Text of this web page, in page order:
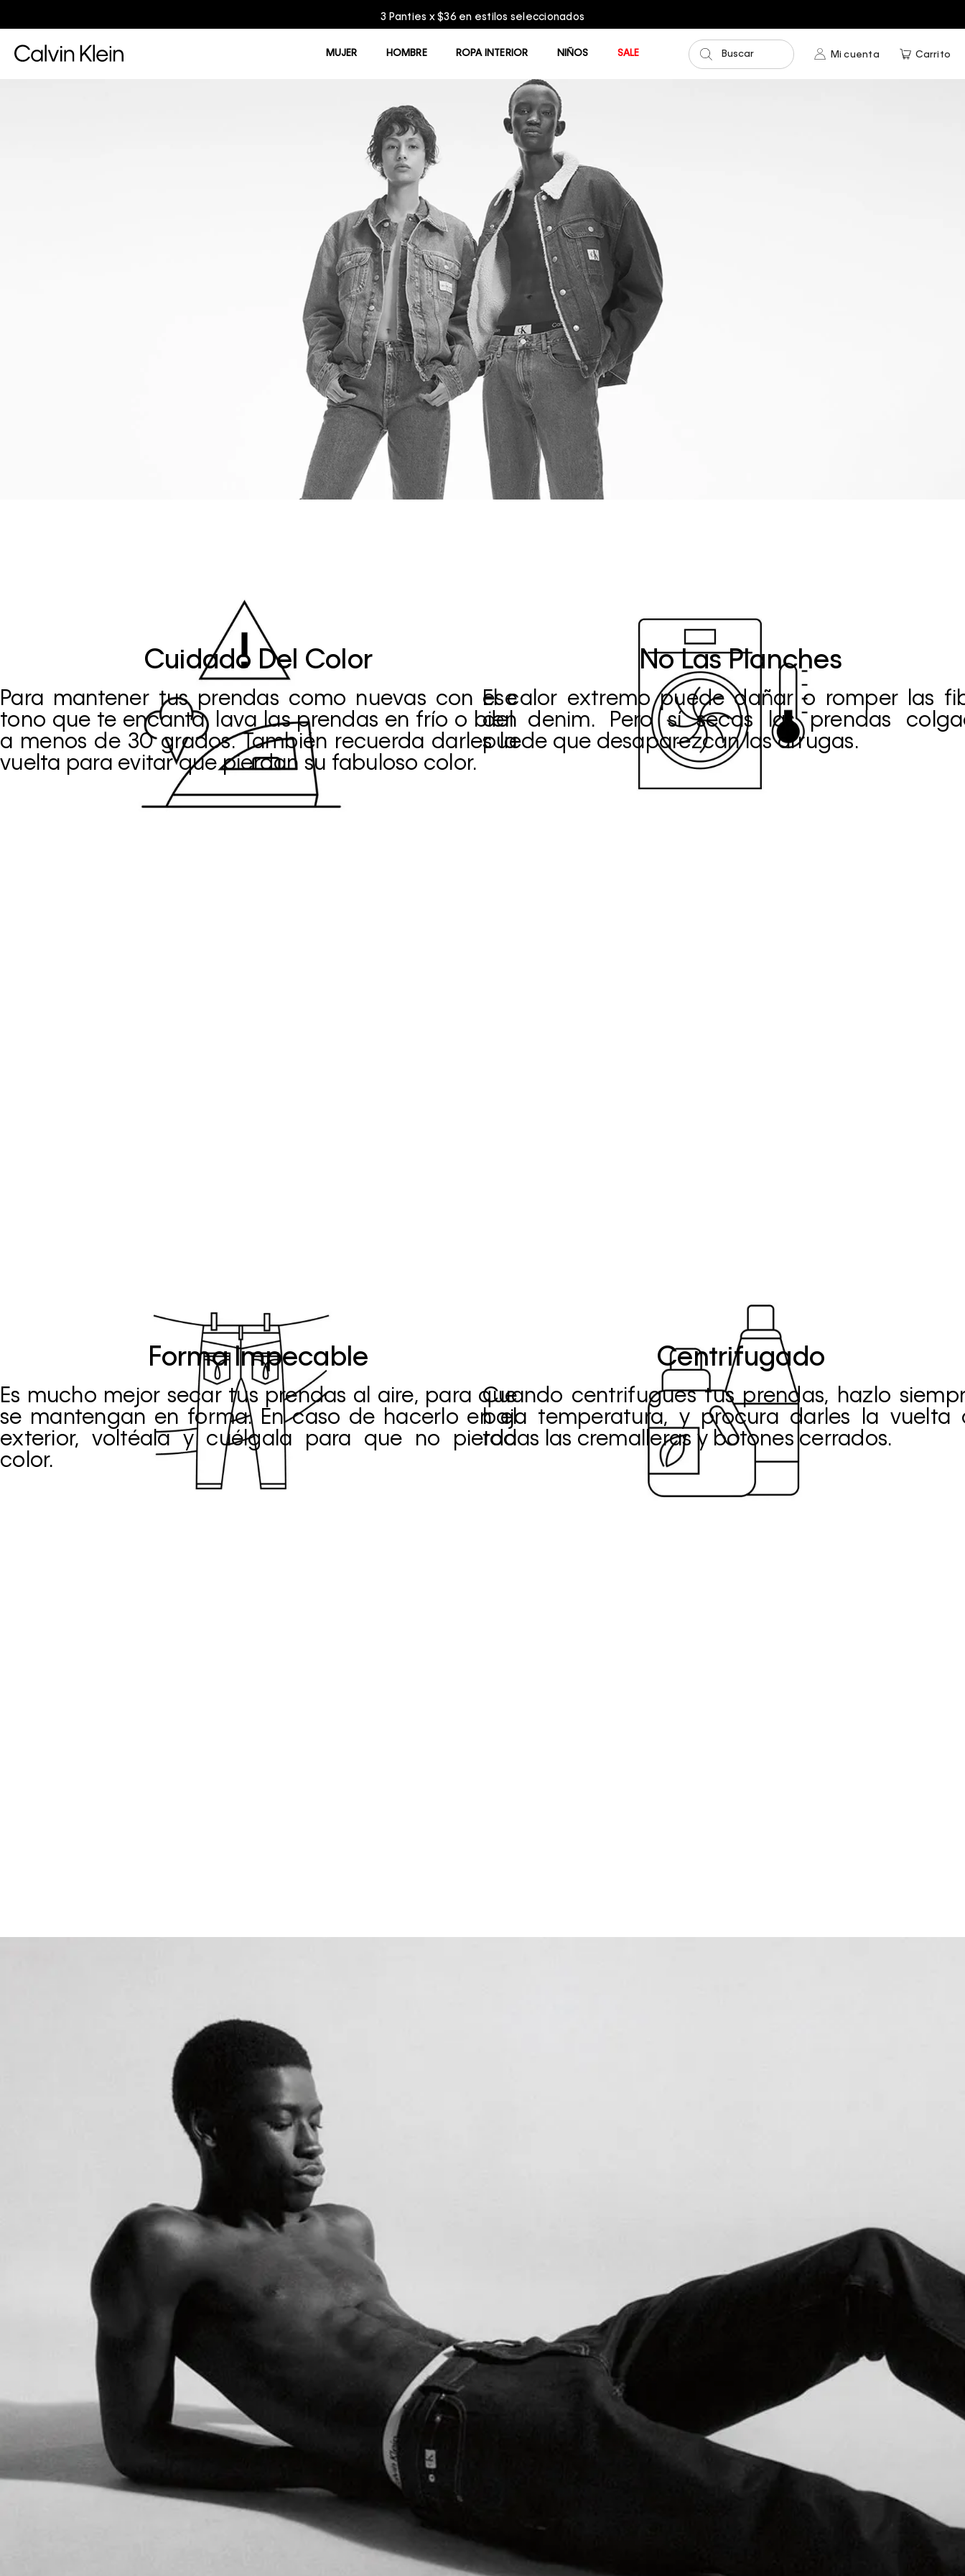
Entrega GRATIS en compras mayores a $75.00
Buscar Mi cuenta Carrito
MUJER HOMBRE ROPA INTERIOR NIÑOS SALE
Cuidado Del Color
Para mantener tus prendas como nuevas con ese
tono que te encanta, lava las prendas en frío o bien
a menos de 30 grados. También recuerda darles la
vuelta para evitar que pierdan su fabuloso color.
No Las Planches
El calor extremo puede dañar o romper las
del denim. Pero sí secas las prendas
puede que desaparezcan las arrugas.
Forma Impecable
Es mucho mejor secar tus prendas al aire, para que
se mantengan en forma. En caso de hacerlo en el
exterior, voltéala y cuélgala para que no pierda
color.
Centrifugado
Cuando centrifugues tus prendas, hazlo
baja temperatura, y procura darles la vuelta
todas las cremalleras y botones cerrados.